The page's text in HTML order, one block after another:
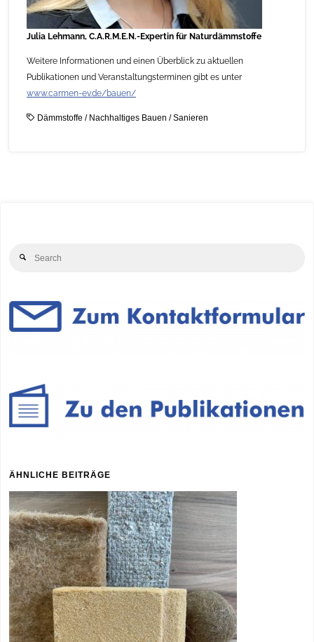
Julia Lehmann, C.A.R.M.E.N.-Expertin für Naturdämmstoffe
Weitere Informationen und einen Überblick zu aktuellen
Publikationen und Veranstaltungsterminen gibt es unter
www.carmen-ev.de/bauen/
Dämmstoffe / Nachhaltiges Bauen /Sanieren
Search
ÄHNLICHE BEITRÄGE